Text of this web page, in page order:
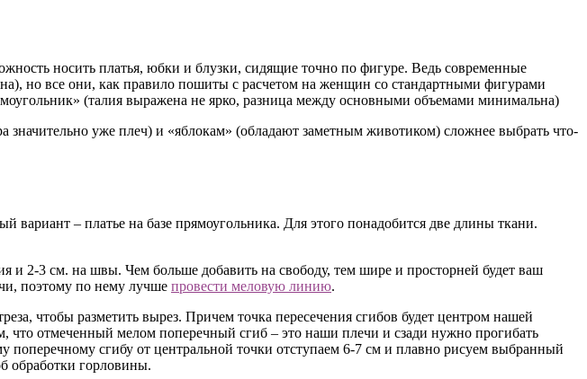
носить платья, юбки и блузки, сидящие точно по фигуре. Ведь современные
но все они, как правило пошиты с расчетом на женщин со стандартными фигурами
(талия выражена не ярко, разница между основными объемами минимальна)
уже плеч) и «яблокам» (обладают заметным животиком) сложнее выбрать что-
– платье на базе прямоугольника. Для этого понадобится две длины ткани.
и 2-3 см. на швы. Чем больше добавить на свободу, тем шире и просторней будет ваш
поэтому по нему лучше провести меловую линию.
чтобы разметить вырез. Причем точка пересечения сгибов будет центром нашей
что отмеченный мелом поперечный сгиб – это наши плечи и сзади нужно прогибать
сгибу от центральной точки отступаем 6-7 см и плавно рисуем выбранный
обработки горловины.